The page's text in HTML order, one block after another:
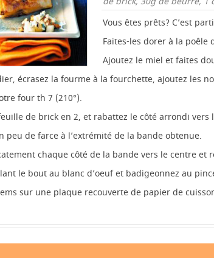
Vous êtes prêts? C’est
Faites-les dorer à la
Ajoutez le miel et faites
écrasez la fourme à la fourchette, ajoutez les
four th 7 (210°).
de brick en 2, et rabattez le côté arrondi
peu de farce à l’extrémité de la bande obtenue.
chaque côté de la bande vers le centre et
le bout au blanc d’oeuf et badigeonnez au
sur une plaque recouverte de papier de